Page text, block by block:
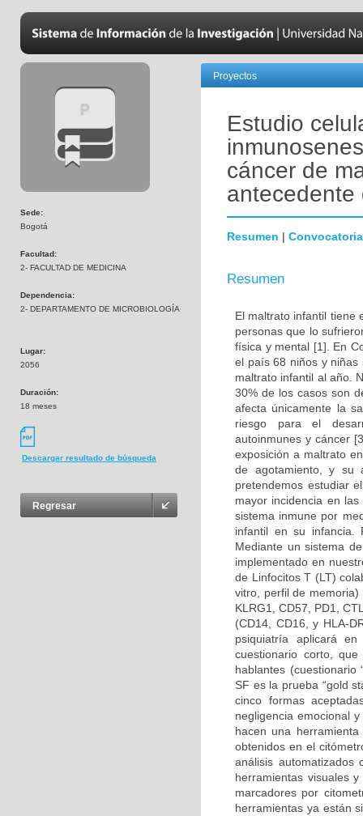
Sede:
Bogotá
Facultad:
2- FACULTAD DE MEDICINA
Dependencia:
2- DEPARTAMENTO DE MICROBIOLOGÍA
Lugar:
2056
Duración:
18 meses
Descargar resultado de búsqueda
Regresar
Proyectos
Estudio
cáncer de
antecedente
Resumen | Convocatoria
Resumen
El maltrato infantil tiene
personas que lo
física y mental [1]. En
el país 68 niños y
maltrato infantil al año.
30% de los casos son
afecta únicamente la
riesgo para el
autoinmunes y cáncer
exposición a maltrato
de agotamiento, y su
pretendemos estudiar
mayor incidencia en
sistema inmune por
infantil en su infancia.
Mediante un sistema
implementado en
de Linfocitos T (LT)
vitro, perfil de
KLRG1, CD57, PD1,
(CD14, CD16, y HLA-
psiquiatría aplicará
cuestionario corto,
hablantes (cuestionario
SF es la prueba “gold
cinco formas
negligencia emocional
hacen una
obtenidos en el
análisis automatizados
herramientas visuales
marcadores por
herramientas ya están